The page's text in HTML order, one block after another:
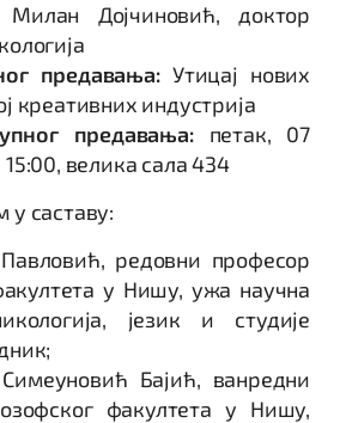
Дојчиновић, доктор
предавања: Утицај нових
креативних индустрија
предавања: петак, 07
велика сала 434
у саставу:
редовни професор
у Нишу, ужа научна
језик и студије
Бајић, ванредни
факултета у Нишу,